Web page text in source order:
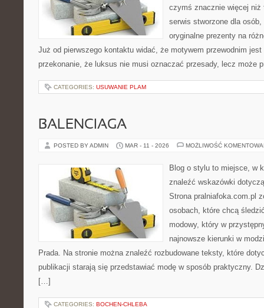
czymś znacznie więcej niż
serwis stworzone dla
oryginalne prezenty na
Już od pierwszego kontaktu widać, że motywem przewodnim
przekonanie, że luksus nie musi oznaczać przesady, lecz może
CATEGORIES: USUWANIE PLAM
BALENCIAGA
POSTED BY ADMIN MAR - 11 - 2026 MOŻLIWOŚĆ
Blog o stylu to miejsce, w
znaleźć wskazówki
Strona pralniafoka.com.pl
osobach, które chcą
modowy, który w
najnowsze kierunki w
Prada. Na stronie można znaleźć rozbudowane teksty, które
publikacji starają się przedstawiać modę w sposób praktyczny.
[…]
CATEGORIES: BOCHEN-CHLEBA